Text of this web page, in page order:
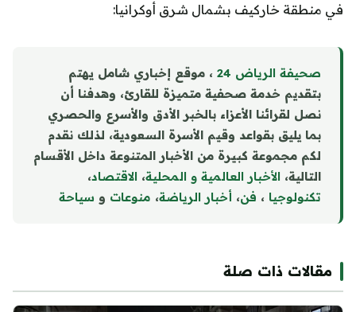
في منطقة خاركيف بشمال شرق أوكرانيا:
صحيفة الرياض 24
، موقع إخباري شامل يهتم
بتقديم خدمة صحفية متميزة للقارئ، وهدفنا أن
نصل لقرائنا الأعزاء بالخبر الأدق والأسرع والحصري
بما يليق بقواعد وقيم الأسرة السعودية، لذلك نقدم
لكم مجموعة كبيرة من الأخبار المتنوعة داخل الأقسام
التالية، الأخبار العالمية و المحلية، الاقتصاد،
تكنولوجيا ، فن، أخبار الرياضة، منوعات و سياحة
مقالات ذات صلة